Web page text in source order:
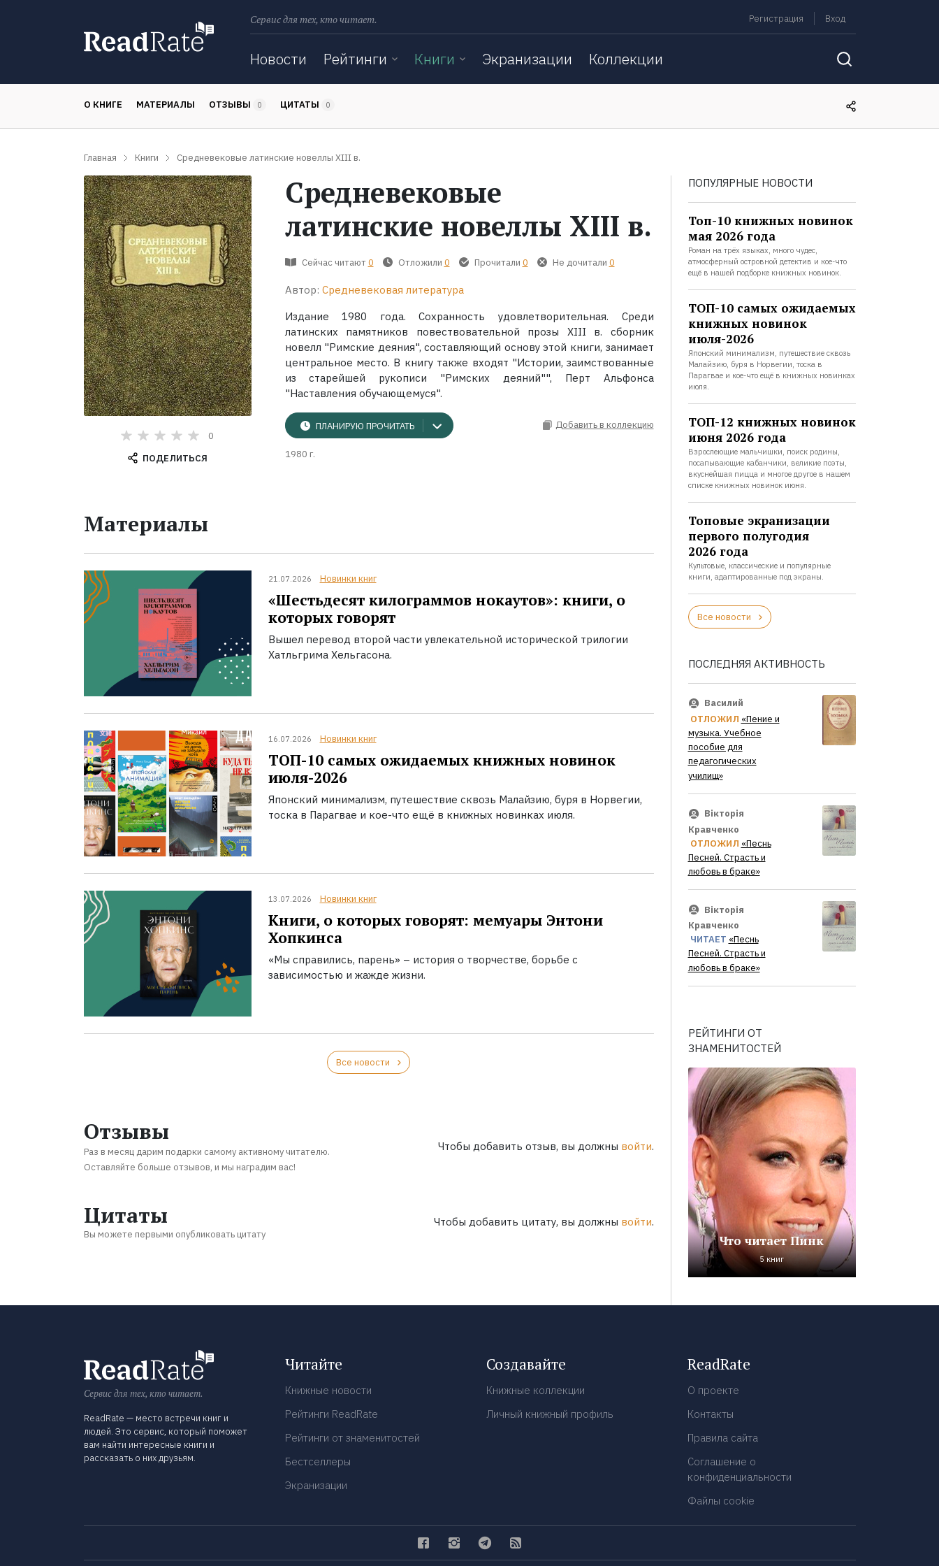
Сервис для тех, кто читает. Регистрация Вход
Новости Рейтинги Книги Экранизации Коллекции
О КНИГЕ МАТЕРИАЛЫ ОТЗЫВЫ 0 ЦИТАТЫ 0
Главная Книги Средневековые латинские новеллы XIII в.
0
ПОДЕЛИТЬСЯ
Средневековые
латинские новеллы XIII в.
Сейчас читают 0 Отложили 0 Прочитали 0 Не дочитали 0
Автор: Средневековая литература
Издание 1980 года. Сохранность удовлетворительная. Среди
латинских памятников повествовательной прозы XIII в. сборник
новелл "Римские деяния", составляющий основу этой книги, занимает
центральное место. В книгу также входят "Истории, заимствованные
из старейшей рукописи "Римских деяний"", Перт Альфонса
"Наставления обучающемуся".
ПЛАНИРУЮ ПРОЧИТАТЬ Добавить в коллекцию
1980 г.
Материалы
21.07.2026 Новинки книг
«Шестьдесят килограммов нокаутов»: книги, о
которых говорят
Вышел перевод второй части увлекательной исторической трилогии
Хатльгрима Хельгасона.
16.07.2026 Новинки книг
ТОП-10 самых ожидаемых книжных новинок
июля-2026
Японский минимализм, путешествие сквозь Малайзию, буря в Норвегии,
тоска в Парагвае и кое-что ещё в книжных новинках июля.
13.07.2026 Новинки книг
Книги, о которых говорят: мемуары Энтони
Хопкинса
«Мы справились, парень» – история о творчестве, борьбе с
зависимостью и жажде жизни.
Все новости
Отзывы
Раз в месяц дарим подарки самому активному читателю.
Оставляйте больше отзывов, и мы наградим вас!
Чтобы добавить отзыв, вы должны войти.
Цитаты
Вы можете первыми опубликовать цитату
Чтобы добавить цитату, вы должны войти.
ПОПУЛЯРНЫЕ НОВОСТИ
Топ-10 книжных новинок
мая 2026 года
Роман на трёх языках, много чудес,
атмосферный островной детектив и кое-что
ещё в нашей подборке книжных новинок.
ТОП-10 самых ожидаемых
книжных новинок
июля-2026
Японский минимализм, путешествие сквозь
Малайзию, буря в Норвегии, тоска в
Парагвае и кое-что ещё в книжных новинках
июля.
ТОП-12 книжных новинок
июня 2026 года
Взрослеющие мальчишки, поиск родины,
посапывающие кабанчики, великие поэты,
вкуснейшая пицца и многое другое в нашем
списке книжных новинок июня.
Топовые экранизации
первого полугодия
2026 года
Культовые, классические и популярные
книги, адаптированные под экраны.
Все новости
ПОСЛЕДНЯЯ АКТИВНОСТЬ
Василий
ОТЛОЖИЛ «Пение и
музыка. Учебное
пособие для
педагогических
училищ»
Вікторія
Кравченко
ОТЛОЖИЛ «Песнь
Песней. Страсть и
любовь в браке»
Вікторія
Кравченко
ЧИТАЕТ «Песнь
Песней. Страсть и
любовь в браке»
РЕЙТИНГИ ОТ
ЗНАМЕНИТОСТЕЙ
Что читает Пинк
5 книг
Сервис для тех, кто читает.
ReadRate — место встречи книг и
людей. Это сервис, который поможет
вам найти интересные книги и
рассказать о них друзьям.
Читайте
Книжные новости
Рейтинги ReadRate
Рейтинги от знаменитостей
Бестселлеры
Экранизации
Создавайте
Книжные коллекции
Личный книжный профиль
ReadRate
О проекте
Контакты
Правила сайта
Соглашение о
конфиденциальности
Файлы cookie